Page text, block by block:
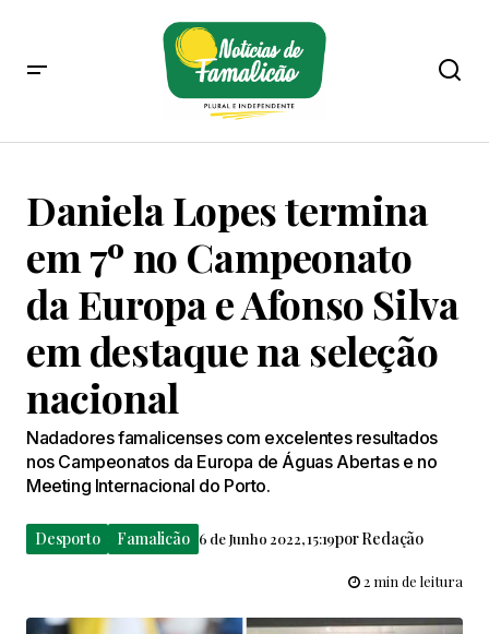
Daniela Lopes termina
em 7º no Campeonato
da Europa e Afonso Silva
em destaque na seleção
nacional
Nadadores famalicenses com excelentes resultados
nos Campeonatos da Europa de Águas Abertas e no
Meeting Internacional do Porto.
Desporto Famalicão 6 de Junho 2022, 15:19porRedação
2 min de leitura